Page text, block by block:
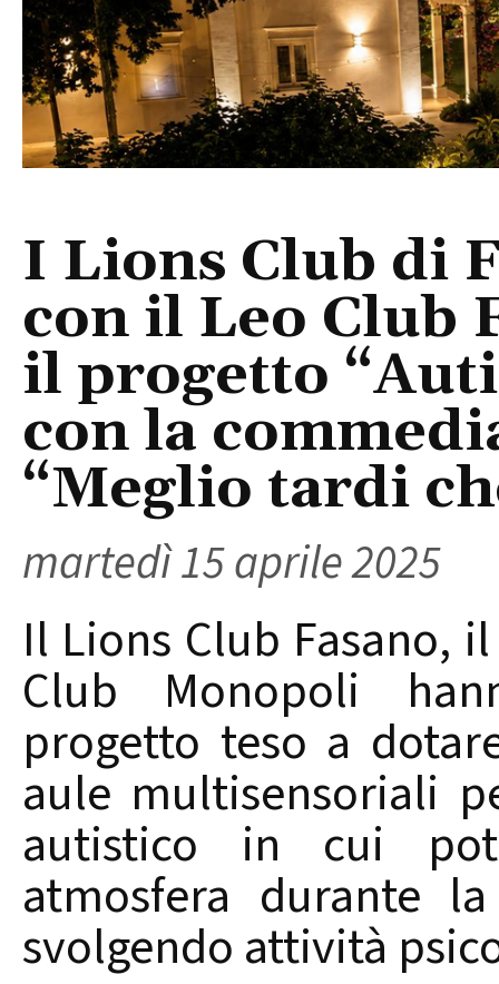
I Lions Club di
con il Leo Club
il progetto
con la
“Meglio tardi
martedì 15 aprile 2025
Il Lions Club Fasano,
Club Monopoli
progetto teso a
aule multisensoriali
autistico in cui
atmosfera durante
svolgendo attività